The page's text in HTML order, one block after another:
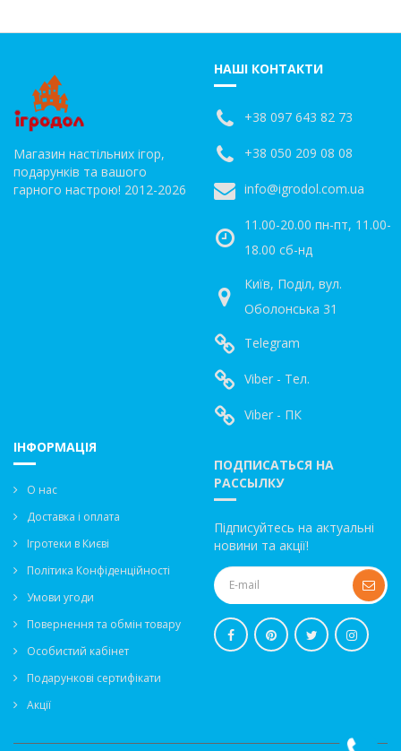
Магазин настільних ігор,
подарунків та вашого
гарного настрою! 2012-2026
НАШІ КОНТАКТИ
+38 097 643 82 73
+38 050 209 08 08
info@igrodol.com.ua
11.00-20.00 пн-пт, 11.00-
18.00 сб-нд
Київ, Поділ, вул.
Оболонська 31
Telegram
Viber - Тел.
Viber - ПК
ІНФОРМАЦІЯ
О нас
Доставка і оплата
Ігротеки в Києві
Політика Конфіденційності
Умови угоди
Повернення та обмін товару
Особистий кабінет
Подарункові сертифікати
Акції
ПОДПИСАТЬСЯ НА
РАССЫЛКУ
Підписуйтесь на актуальні
новини та акції!